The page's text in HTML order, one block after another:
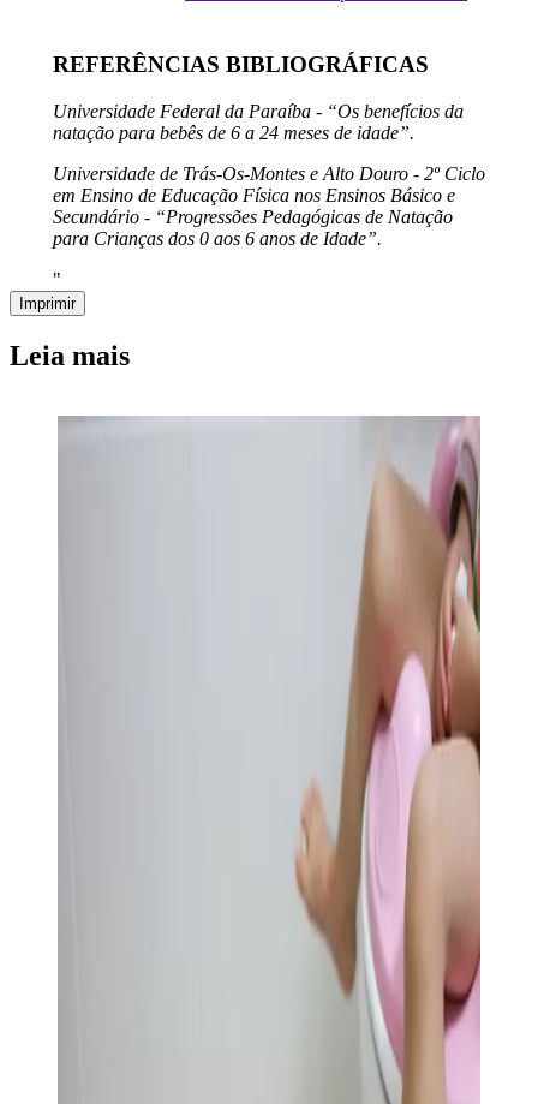
REFERÊNCIAS BIBLIOGRÁFICAS
Universidade Federal da Paraíba - “Os benefícios da
natação para bebês de 6 a 24 meses de idade”.
Universidade de Trás-Os-Montes e Alto Douro - 2º Ciclo
em Ensino de Educação Física nos Ensinos Básico e
Secundário - “Progressões Pedagógicas de Natação
para Crianças dos 0 aos 6 anos de Idade”.
"
Imprimir
Leia mais